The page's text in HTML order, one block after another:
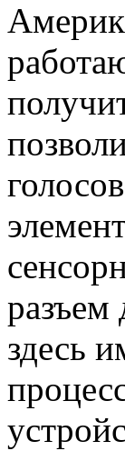
разъем
здесь